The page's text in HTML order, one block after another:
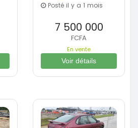
Posté il y a 1 mois
7 500 000
FCFA
En vente
Voir détails